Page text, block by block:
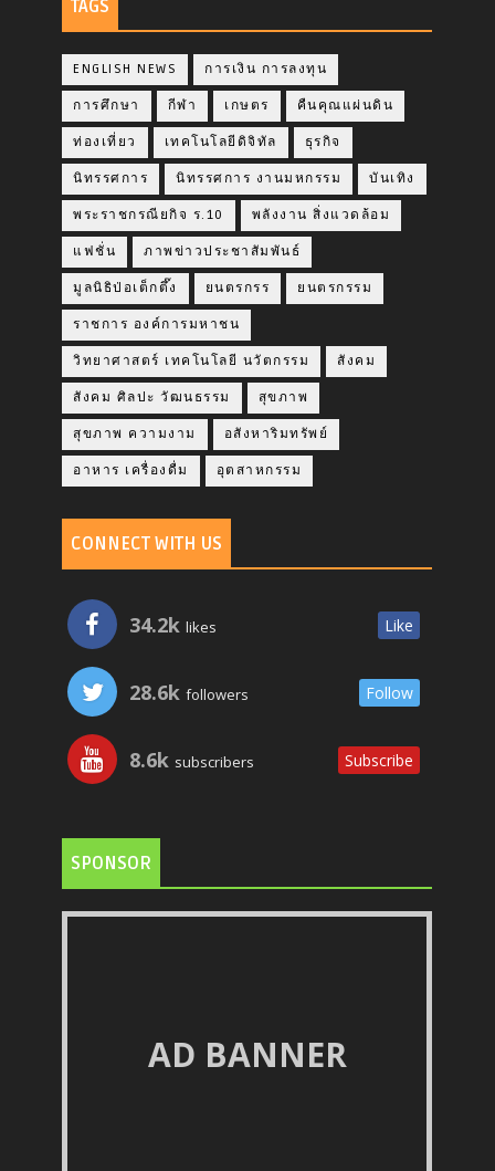
TAGS
ENGLISH NEWS การเงิน การลงทุน
การศึกษา กีฬา เกษตร คืนคุณแผ่นดิน
ท่องเที่ยว เทคโนโลยีดิจิทัล ธุรกิจ
นิทรรศการ นิทรรศการ งานมหกรรม บันเทิง
พระราชกรณียกิจ ร.10 พลังงาน สิ่งแวดล้อม
แฟชั่น ภาพข่าวประชาสัมพันธ์
มูลนิธิป่อเต็กตึ๊ง ยนตรกรร ยนตรกรรม
ราชการ องค์การมหาชน
วิทยาศาสตร์ เทคโนโลยี นวัตกรรม สังคม
สังคม ศิลปะ วัฒนธรรม สุขภาพ
สุขภาพ ความงาม อสังหาริมทรัพย์
อาหาร เครื่องดื่ม อุตสาหกรรม
CONNECT WITH US
34.2k likes Like
28.6k followers Follow
8.6k subscribers Subscribe
SPONSOR
AD BANNER